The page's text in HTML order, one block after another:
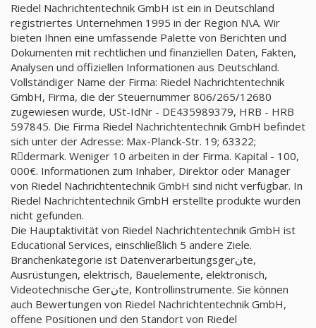
Riedel Nachrichtentechnik GmbH ist ein in Deutschland
registriertes Unternehmen 1995 in der Region N\A. Wir
bieten Ihnen eine umfassende Palette von Berichten und
Dokumenten mit rechtlichen und finanziellen Daten, Fakten,
Analysen und offiziellen Informationen aus Deutschland.
Vollständiger Name der Firma: Riedel Nachrichtentechnik
GmbH, Firma, die der Steuernummer 806/265/12680
zugewiesen wurde, USt-IdNr - DE435989379, HRB - HRB
597845. Die Firma Riedel Nachrichtentechnik GmbH befindet
sich unter der Adresse: Max-Planck-Str. 19; 63322;
Rِdermark. Weniger 10 arbeiten in der Firma. Kapital - 100,
000€. Informationen zum Inhaber, Direktor oder Manager
von Riedel Nachrichtentechnik GmbH sind nicht verfügbar. In
Riedel Nachrichtentechnik GmbH erstellte produkte wurden
nicht gefunden.
Die Hauptaktivität von Riedel Nachrichtentechnik GmbH ist
Educational Services, einschließlich 5 andere Ziele.
Branchenkategorie ist Datenverarbeitungsgerنte,
Ausrüstungen, elektrisch, Bauelemente, elektronisch,
Videotechnische Gerنte, Kontrollinstrumente. Sie können
auch Bewertungen von Riedel Nachrichtentechnik GmbH,
offene Positionen und den Standort von Riedel